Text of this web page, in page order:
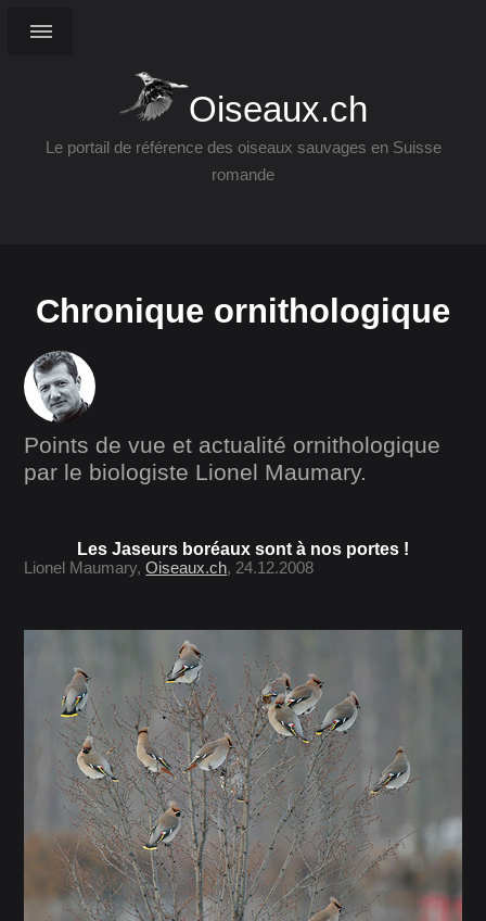
Oiseaux.ch
Le portail de référence des oiseaux sauvages en Suisse
romande
Chronique ornithologique
Points de vue et actualité ornithologique
par le biologiste Lionel Maumary.
Les Jaseurs boréaux sont à nos portes !
Lionel Maumary,Oiseaux.ch, 24.12.2008